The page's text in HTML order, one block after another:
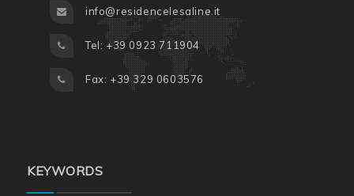
info@residencelesaline.it
Tel: +39 0923 711904
Fax: +39 329 0603576
KEYWORDS